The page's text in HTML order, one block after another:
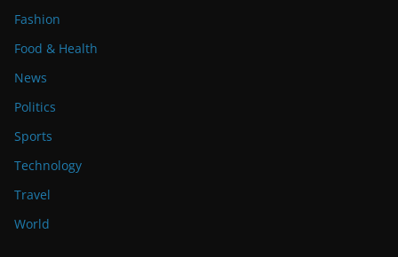
Fashion
Food & Health
News
Politics
Sports
Technology
Travel
World